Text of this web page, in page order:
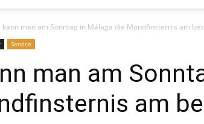
kann man am Sonntag in Málaga die Mondfinsternis am
Service
man am
am